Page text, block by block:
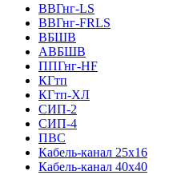
ВВГнг-LS
ВВГнг-FRLS
ВБШВ
АВБШВ
ППГнг-HF
КГтп
КГтп-ХЛ
СИП-2
СИП-4
ПВС
Кабель-канал 25х16
Кабель-канал 40х40